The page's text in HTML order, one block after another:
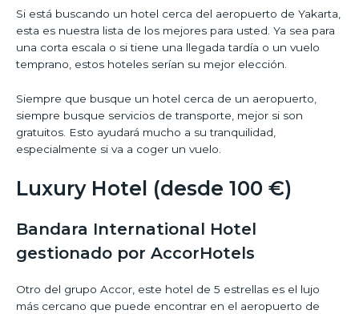
Si está buscando un hotel cerca del aeropuerto de Yakarta,
esta es nuestra lista de los mejores para usted. Ya sea para
una corta escala o si tiene una llegada tardía o un vuelo
temprano, estos hoteles serían su mejor elección.
Siempre que busque un hotel cerca de un aeropuerto,
siempre busque servicios de transporte, mejor si son
gratuitos. Esto ayudará mucho a su tranquilidad,
especialmente si va a coger un vuelo.
Luxury Hotel (desde 100 €)
Bandara International Hotel
gestionado por AccorHotels
Otro del grupo Accor, este hotel de 5 estrellas es el lujo
más cercano que puede encontrar en el aeropuerto de